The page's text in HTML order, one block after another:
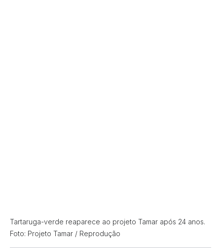
Tartaruga-verde reaparece ao projeto Tamar após 24 anos.
Foto: Projeto Tamar / Reprodução